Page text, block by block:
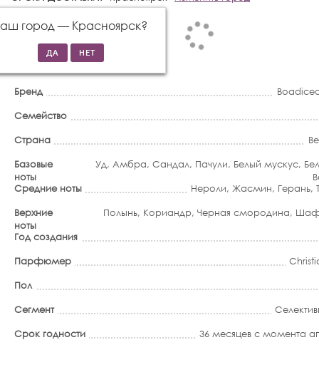
город — Красноярск?
Бренд
Семейство
Страна
Базовые
ноты
Уд, Амбра, Сандал, Пачули, Белый мускус,
Средние ноты
Нероли, Жасмин, Герань,
Верхние
ноты
Полынь, Кориандр, Черная смородина,
Год создания
Парфюмер
Пол
Сегмент
Срок годности
36 месяцев с момента